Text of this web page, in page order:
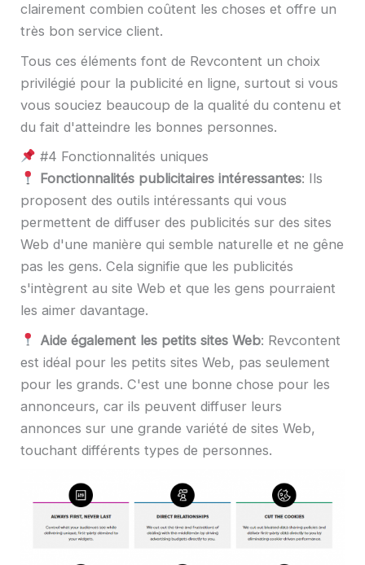
clairement combien coûtent les choses et offre un
très bon service client.
Tous ces éléments font de Revcontent un choix
privilégié pour la publicité en ligne, surtout si vous
vous souciez beaucoup de la qualité du contenu et
du fait d'atteindre les bonnes personnes.
#4 Fonctionnalités uniques
Fonctionnalités publicitaires intéressantes: Ils
proposent des outils intéressants qui vous
permettent de diffuser des publicités sur des sites
Web d'une manière qui semble naturelle et ne gêne
pas les gens. Cela signifie que les publicités
s'intègrent au site Web et que les gens pourraient
les aimer davantage.
Aide également les petits sites Web: Revcontent
est idéal pour les petits sites Web, pas seulement
pour les grands. C'est une bonne chose pour les
annonceurs, car ils peuvent diffuser leurs
annonces sur une grande variété de sites Web,
touchant différents types de personnes.